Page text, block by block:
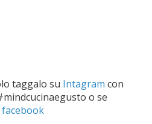
taggalo su Intagram con
o se
facebook